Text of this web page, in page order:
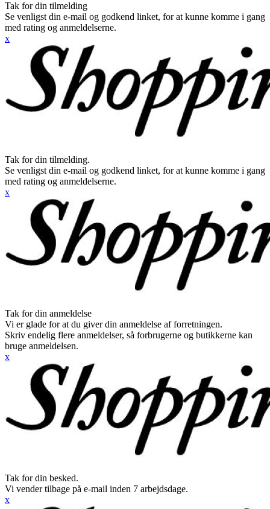
Tak for din tilmelding
Se venligst din e-mail og godkend linket, for at kunne komme i gang
med rating og anmeldelserne.
x
Tak for din tilmelding.
Se venligst din e-mail og godkend linket, for at kunne komme i gang
med rating og anmeldelserne.
x
Tak for din anmeldelse
Vi er glade for at du giver din anmeldelse af forretningen.
Skriv endelig flere anmeldelser, så forbrugerne og butikkerne kan
bruge anmeldelsen.
x
Tak for din besked.
Vi vender tilbage på e-mail inden 7 arbejdsdage.
x